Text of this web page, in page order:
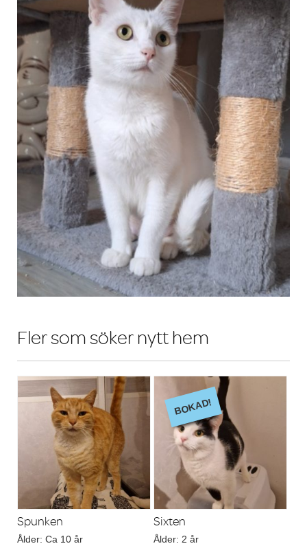
Fler som söker nytt hem
Spunken
Ålder: Ca 10 år
BOKAD!
Sixten
Ålder: 2 år